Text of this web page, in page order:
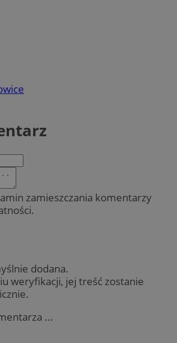
zamieszczania komentarzy
dodana.
weryfikacji, jej treść zostanie
...